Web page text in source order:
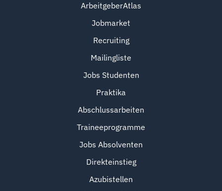
ArbeitgeberAtlas
Jobmarket
Recruiting
Mailingliste
Jobs Studenten
Praktika
Abschlussarbeiten
Traineeprogramme
Jobs Absolventen
Direkteinstieg
Azubistellen